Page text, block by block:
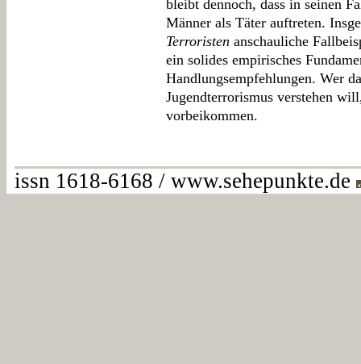
bleibt dennoch, dass in seinen
Männer als Täter auftreten.
Terroristen anschauliche
ein solides empirisches
Handlungsempfehlungen. Wer
Jugendterrorismus verstehen
vorbeikommen.
issn 1618-6168 / www.sehepunkte.de